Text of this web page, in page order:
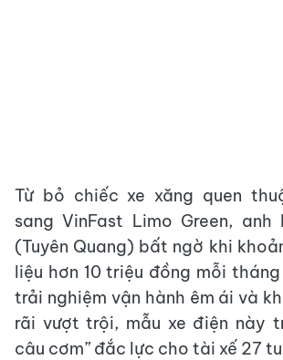
Từ bỏ chiếc xe xăng quen
sang VinFast Limo Green, anh
(Tuyên Quang) bất ngờ khi
liệu hơn 10 triệu đồng mỗi
trải nghiệm vận hành êm ái và
rãi vượt trội, mẫu xe điện này
câu cơm” đắc lực cho tài xế 27